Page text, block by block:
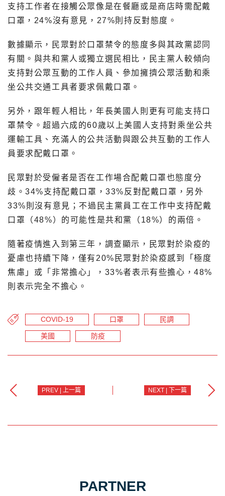
支持工作者在接觸公眾像是在餐廳或是商店時需配戴
口罩，24%沒有意見，27%則持反對態度。
數據顯示，民眾對於口罩禁令的態度多與其政黨認同
有關。與共和黨人或獨立選民相比，民主黨人較傾向
支持對公眾互動的工作人員、參加擁擠公眾活動和乘
坐公共交通工具者要求佩戴口罩。
另外，跟年輕人相比，年長美國人則更有可能支持口
罩禁令。超過六成的60歲以上美國人支持對乘坐公共
運輸工具、充滿人的公共活動與跟公共互動的工作人
員要求配戴口罩。
民眾對於受僱者是否在工作場合配戴口罩也態度分
歧。34%支持配戴口罩，33%反對配戴口罩，另外
33%則沒有意見；不過民主黨員工在工作中支持配戴
口罩（48%）的可能性是共和黨（18%）的兩倍。
隨著疫情進入到第三年，調查顯示，民眾對於染疫的
憂慮也持續下降，僅有20%民眾對於染疫感到「極度
焦慮」或「非常擔心」，33%者表示有些擔心，48%
則表示完全不擔心。
COVID-19 口罩 民調
美國 防疫
PREV | 上一篇 NEXT | 下一篇
PARTNER